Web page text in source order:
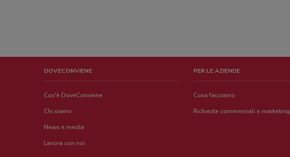
DOVECONVIENE
Cos'è DoveConviene
Chi siamo
News e media
Lavora con noi
PER LE AZIENDE
Cosa facciamo
Richieste commerciali e marketing